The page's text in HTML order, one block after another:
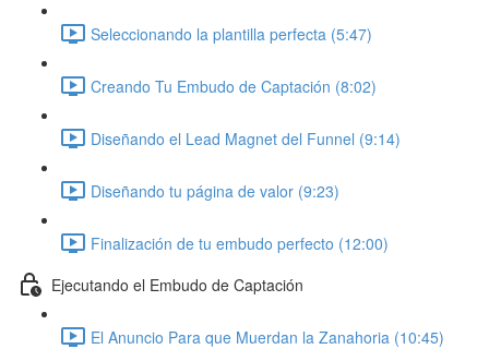
Seleccionando la plantilla perfecta (5:47)
Creando Tu Embudo de Captación (8:02)
Diseñando el Lead Magnet del Funnel (9:14)
Diseñando tu página de valor (9:23)
Finalización de tu embudo perfecto (12:00)
Ejecutando el Embudo de Captación
El Anuncio Para que Muerdan la Zanahoria (10:45)